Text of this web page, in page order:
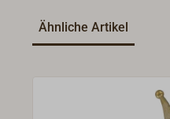
Ähnliche Artikel